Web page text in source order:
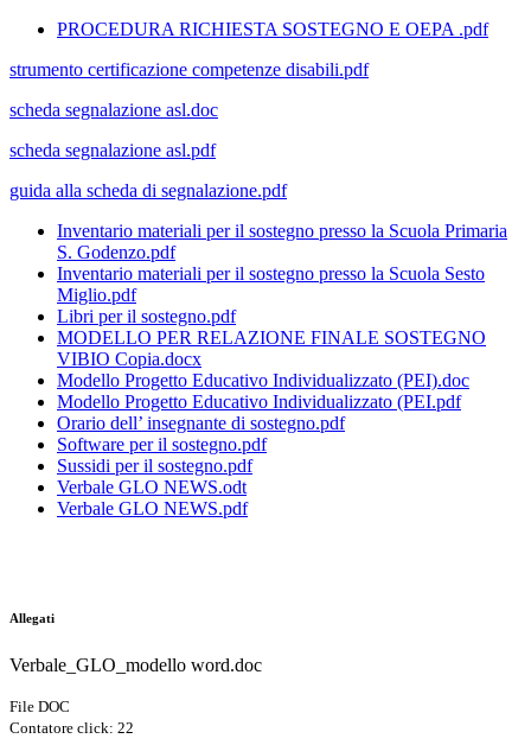
PROCEDURA RICHIESTA SOSTEGNO E OEPA .pdf
strumento certificazione competenze disabili.pdf
scheda segnalazione asl.doc
scheda segnalazione asl.pdf
guida alla scheda di segnalazione.pdf
Inventario materiali per il sostegno presso la Scuola Primaria
S. Godenzo.pdf
Inventario materiali per il sostegno presso la Scuola Sesto
Miglio.pdf
Libri per il sostegno.pdf
MODELLO PER RELAZIONE FINALE SOSTEGNO
VIBIO Copia.docx
Modello Progetto Educativo Individualizzato (PEI).doc
Modello Progetto Educativo Individualizzato (PEI.pdf
Orario dell’ insegnante di sostegno.pdf
Software per il sostegno.pdf
Sussidi per il sostegno.pdf
Verbale GLO NEWS.odt
Verbale GLO NEWS.pdf
Allegati
Verbale_GLO_modello word.doc
File DOC
Contatore click: 22